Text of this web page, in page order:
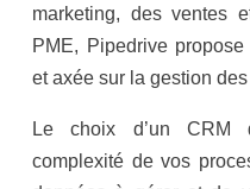
marketing, des ventes
PME, Pipedrive
et axée sur la gestion
Le choix d’un CRM
complexité de vos